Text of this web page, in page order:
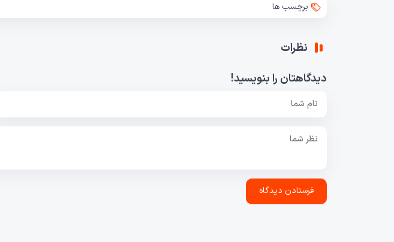
برچسب ها
نظرات
دیدگاهتان را بنویسید!